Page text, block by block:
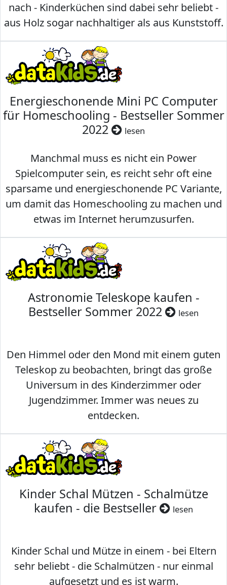
nach - Kinderküchen sind dabei sehr beliebt -
aus Holz sogar nachhaltiger als aus Kunststoff.
Energieschonende Mini PC Computer
für Homeschooling - Bestseller Sommer
2022
lesen
Manchmal muss es nicht ein Power
Spielcomputer sein, es reicht sehr oft eine
sparsame und energieschonende PC Variante,
um damit das Homeschooling zu machen und
etwas im Internet herumzusurfen.
Astronomie Teleskope kaufen -
Bestseller Sommer 2022
lesen
Den Himmel oder den Mond mit einem guten
Teleskop zu beobachten, bringt das große
Universum in des Kinderzimmer oder
Jugendzimmer. Immer was neues zu
entdecken.
Kinder Schal Mützen - Schalmütze
kaufen - die Bestseller
lesen
Kinder Schal und Mütze in einem - bei Eltern
sehr beliebt - die Schalmützen - nur einmal
aufgesetzt und es ist warm.